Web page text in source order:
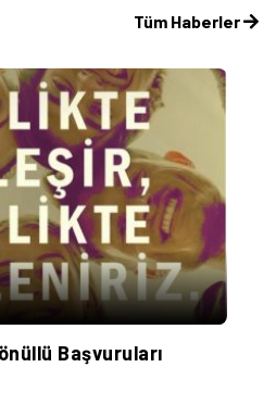
Tüm Haberler
Başvuruları